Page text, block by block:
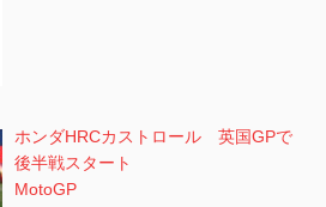
ホンダHRCカストロール 英国GPで
後半戦スタート
MotoGP